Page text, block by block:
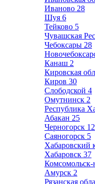
Иваново 28
Шуя 6
Тейково 5
Чувашская
Чебоксары 28
Канаш 2
Кировская
Киров 30
Слободской 4
Омутнинск 2
Республика
Абакан 25
Черногорск 12
Саяногорск 5
Хабаровский
Хабаровск 37
Амурск 2
Рязанская